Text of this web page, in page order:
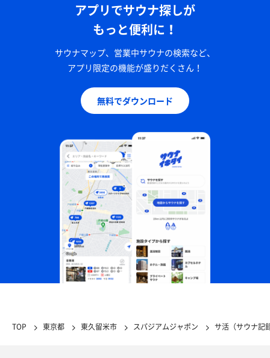
アプリでサウナ探しが
もっと便利に！
サウナマップ、営業中サウナの検索など、
アプリ限定の機能が盛りだくさん！
無料でダウンロード
TOP 東京都 東久留米市 スパジアムジャポン サ活（サウナ記